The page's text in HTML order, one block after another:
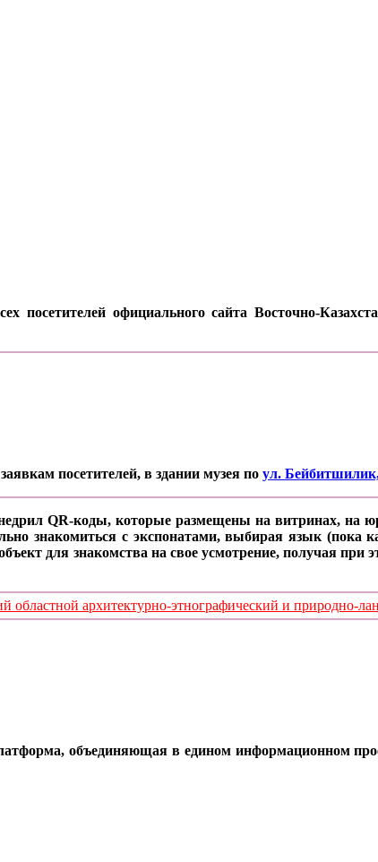
посетителей официального сайта Восточно-
посетителей, в здании музея по ул.
QR-коды, которые размещены на витринах, на
знакомиться с экспонатами, выбирая язык
для знакомства на свое усмотрение, получая
архитектурно-этнографический и природно-
объединяющая в едином информационном